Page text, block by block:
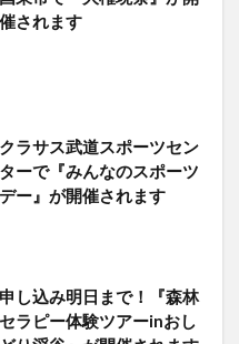
催されます
クラサス武道スポーツセン
ターで『みんなのスポーツ
デー』が開催されます
申し込み明日まで！『森林
セラピー体験ツアーinおし